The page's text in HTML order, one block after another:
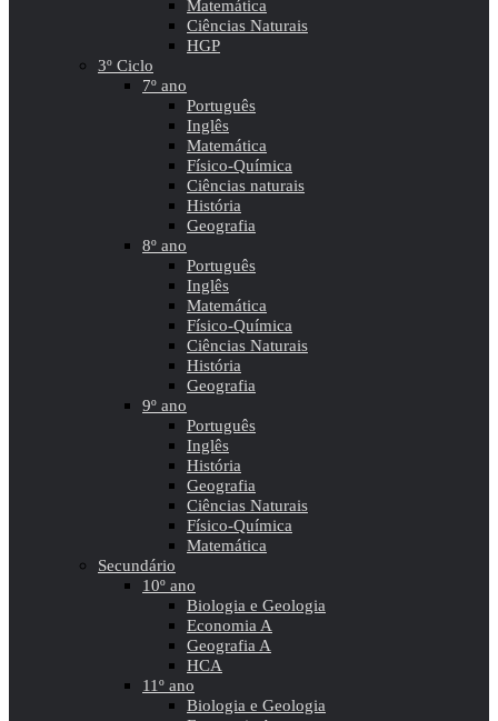
Matemática
Ciências Naturais
HGP
3º Ciclo
7º ano
Português
Inglês
Matemática
Físico-Química
Ciências naturais
História
Geografia
8º ano
Português
Inglês
Matemática
Físico-Química
Ciências Naturais
História
Geografia
9º ano
Português
Inglês
História
Geografia
Ciências Naturais
Físico-Química
Matemática
Secundário
10º ano
Biologia e Geologia
Economia A
Geografia A
HCA
11º ano
Biologia e Geologia